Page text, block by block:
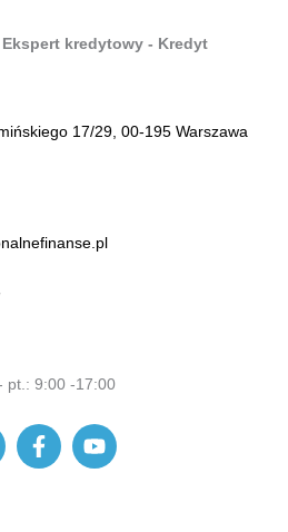
kredytowy - Kredyt
17/29, 00-195 Warszawa
pt.: 9:00 -17:00